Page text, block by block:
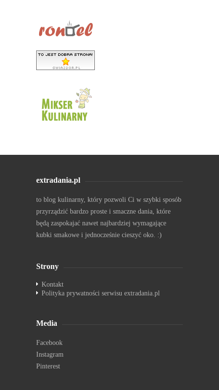
extradania.pl
to blog kulinarny, który pozwoli Ci w szybki sposób
przyrządzić bardzo proste i smaczne dania, które
będą zaspokajać nawet najbardziej wymagające
kubki smakowe i jednocześnie cieszyć oko. :)
Strony
Kontakt
Polityka prywatności serwisu extradania.pl
Media
Facebook
Instagram
Pinterest